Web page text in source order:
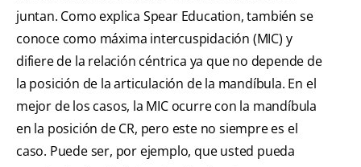
juntan. Como explica Spear Education, también se
conoce como máxima intercuspidación (MIC) y
difiere de la relación céntrica ya que no depende de
la posición de la articulación de la mandíbula. En el
mejor de los casos, la MIC ocurre con la mandíbula
en la posición de CR, pero este no siempre es el
caso. Puede ser, por ejemplo, que usted pueda